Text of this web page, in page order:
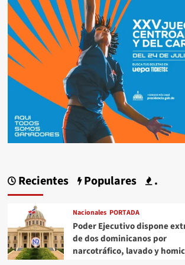
Recientes Populares .
Nacionales PORTADA
Poder Ejecutivo dispone
de dos dominicanos por
narcotráfico, lavado y